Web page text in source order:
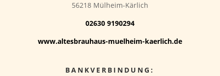
56218 Mülheim-Kärlich
02630 9190294
www.altesbrauhaus-muelheim-kaerlich.de
BANKVERBINDUNG: